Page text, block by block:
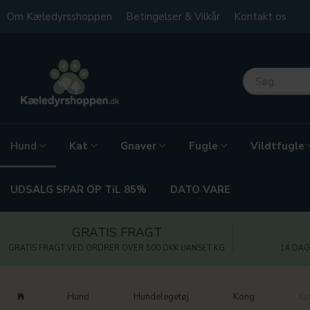
Om Kæledyrsshoppen Betingelser & Vilkår Kontakt os
Hund Kat Gnaver Fugle Vildtfugle
UDSALG SPAR OP TiL 85% DATO VARE
GRATIS FRAGT
GRATIS FRAGT VED ORDRER OVER 500 DKK UANSET KG 14
Hund Hundelegetøj Kong